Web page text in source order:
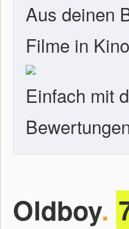
Aus deinen
Filme in
Einfach mit
Oldboy.